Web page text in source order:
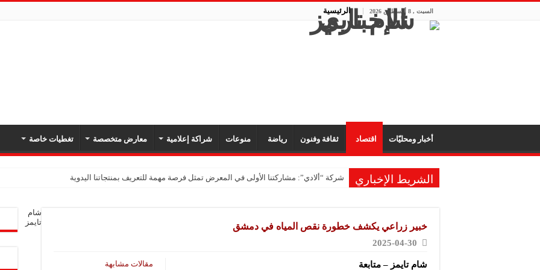
السبت , 8 أغسطس 2026 الرئيسية
أخبار ومحليّات اقتصاد ثقافة وفنون رياضة منوعات شراكة إعلامية معارض متخصصة تغطيات خاصة
الشريط الإخباري شركة “ألادي”: مشاركتنا الأولى في المعرض تمثل فرصة مهمة للتعريف بمنتجاتنا اليدوية
مشروع “رونق مهنا”: المعارض فرصة لتعريف المستهلك بالمنتجات المحلية ودعم المشاريع الصغيرة
خبير زراعي يكشف خطورة نقص المياه في دمشق
2025-04-30
مقالات مشابهة شام تايمز – متابعة
شام
تايمز